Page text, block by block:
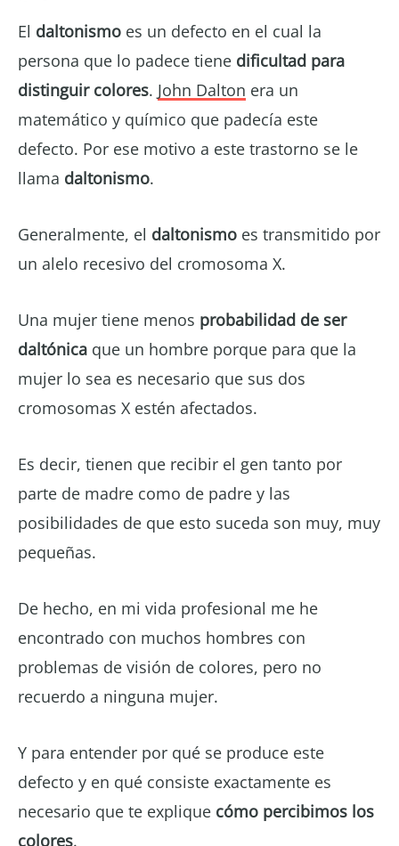
El daltonismo es un defecto en el cual la
persona que lo padece tiene dificultad para
distinguir colores. John Dalton era un
matemático y químico que padecía este
defecto. Por ese motivo a este trastorno se le
llama daltonismo.
Generalmente, el daltonismo es transmitido por
un alelo recesivo del cromosoma X.
Una mujer tiene menos probabilidad de ser
daltónica que un hombre porque para que la
mujer lo sea es necesario que sus dos
cromosomas X estén afectados.
Es decir, tienen que recibir el gen tanto por
parte de madre como de padre y las
posibilidades de que esto suceda son muy, muy
pequeñas.
De hecho, en mi vida profesional me he
encontrado con muchos hombres con
problemas de visión de colores, pero no
recuerdo a ninguna mujer.
Y para entender por qué se produce este
defecto y en qué consiste exactamente es
necesario que te explique cómo percibimos los
colores.